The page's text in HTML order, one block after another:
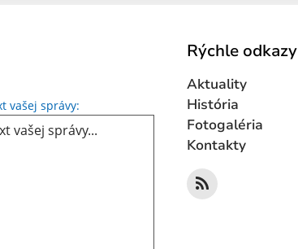
vašej správy: Text vašej správy...
Rýchle odkazy
Aktuality
História
Fotogaléria
Kontakty